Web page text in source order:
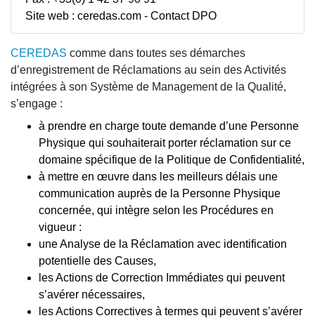
Site web : ceredas.com - Contact DPO
CEREDAS comme dans toutes ses démarches
d’enregistrement de Réclamations au sein des Activités
intégrées à son Système de Management de la Qualité,
s’engage :
à prendre en charge toute demande d’une Personne
Physique qui souhaiterait porter réclamation sur ce
domaine spécifique de la Politique de Confidentialité,
à mettre en œuvre dans les meilleurs délais une
communication auprès de la Personne Physique
concernée, qui intègre selon les Procédures en
vigueur :
une Analyse de la Réclamation avec identification
potentielle des Causes,
les Actions de Correction Immédiates qui peuvent
s’avérer nécessaires,
les Actions Correctives à termes qui peuvent s’avérer